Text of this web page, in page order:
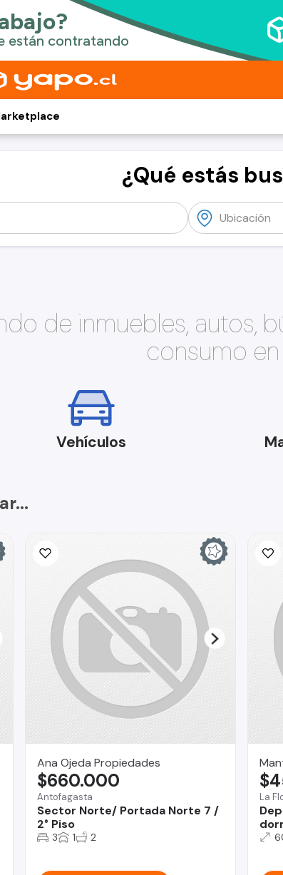
¿Qué estás
de inmuebles, autos,
consumo
Vehículos
Ana Ojeda Propiedades
Antofagasta
Sector Norte/ Portada Norte 7 /
2° Piso
$660.000
3 1 2
La